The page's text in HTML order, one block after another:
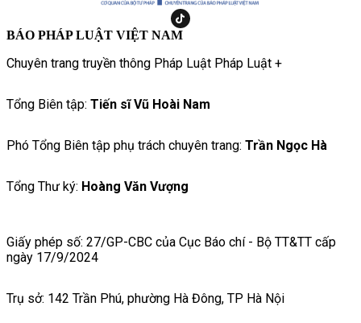
BÁO PHÁP LUẬT VIỆT NAM
Chuyên trang truyền thông Pháp Luật Pháp Luật +
Tổng Biên tập: Tiến sĩ Vũ Hoài Nam
Phó Tổng Biên tập phụ trách chuyên trang: Trần Ngọc Hà
Tổng Thư ký: Hoàng Văn Vượng
Giấy phép số: 27/GP-CBC của Cục Báo chí - Bộ TT&TT cấp
ngày 17/9/2024
Trụ sở: 142 Trần Phú, phường Hà Đông, TP Hà Nội